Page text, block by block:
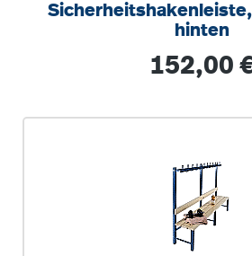
Sicherheitshakenleiste,
hinten
Regulärer
152,00